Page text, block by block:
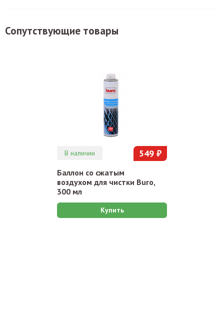
Сопутствующие товары
В наличии 549 ₽
Баллон со сжатым
воздухом для чистки Buro,
300 мл
Купить